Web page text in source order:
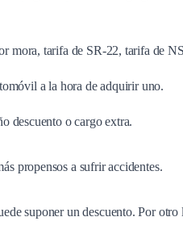
mora, tarifa de SR-22, tarifa de
a la hora de adquirir uno.
descuento o cargo extra.
propensos a sufrir accidentes.
suponer un descuento. Por